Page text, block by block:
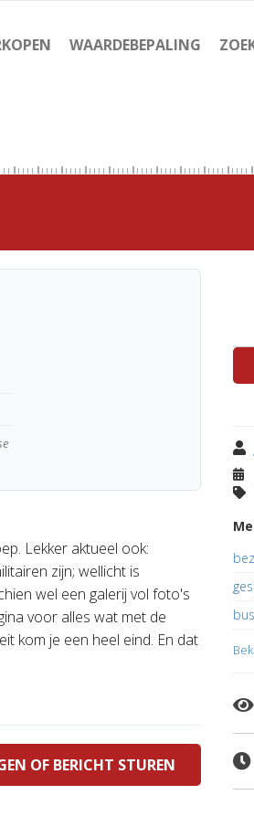
WAARDEBEPALING
Lekker aktueel ook:
zijn; wellicht is
wel een galerij vol foto's
voor alles wat met de
kom je een heel eind. En dat
OF BERICHT STUREN